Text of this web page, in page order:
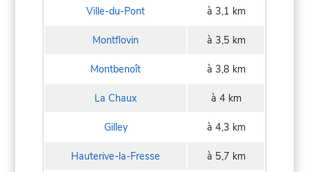
Ville-du-Pont à 3,1 km
Montflovin à 3,5 km
Montbenoît à 3,8 km
La Chaux à 4 km
Gilley à 4,3 km
Hauterive-la-Fresse à 5,7 km